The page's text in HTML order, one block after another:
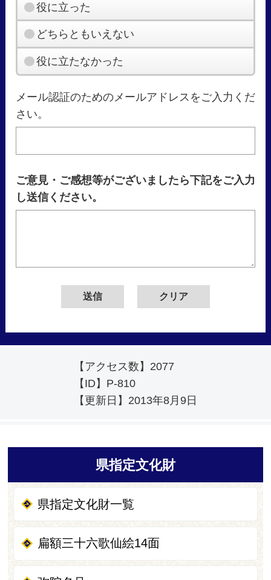
役に立った
どちらともいえない
役に立たなかった
メール認証のためのメールアドレスをご入力くだ
さい。
ご意見・ご感想等がございましたら下記をご入力
し送信ください。
【アクセス数】 2077
【ID】 P-810
【更新日】 2013年8月9日
県指定文化財
県指定文化財一覧
扁額三十六歌仙絵14面